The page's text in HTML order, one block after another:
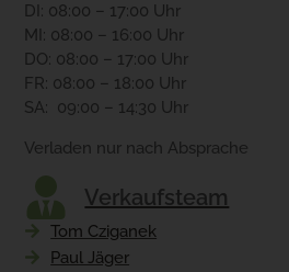
DI: 08:00 – 17:00 Uhr
MI: 08:00 – 16:00 Uhr
DO: 08:00 – 17:00 Uhr
FR: 08:00 – 18:00 Uhr
SA: 09:00 – 14:30 Uhr
Verladen nur nach Absprache
Verkaufsteam
Tom Cziganek
Paul Jäger